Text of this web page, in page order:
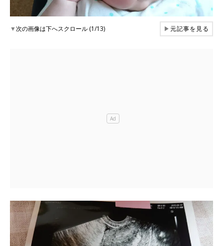
▼次の画像は下へスクロール (1/13) ▶元記事を見る